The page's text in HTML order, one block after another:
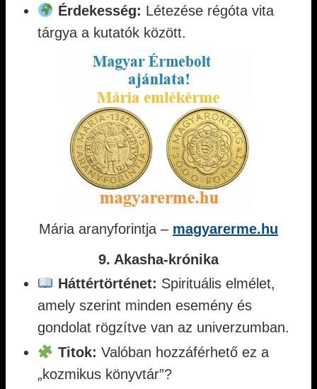
Érdekesség: Létezése régóta vita
tárgya a kutatók között.
Mária aranyforintja – magyarerme.hu
9. Akasha-krónika
Háttértörténet: Spirituális elmélet,
amely szerint minden esemény és
gondolat rögzítve van az univerzumban.
Titok: Valóban hozzáférhető ez a
„kozmikus könyvtár”?